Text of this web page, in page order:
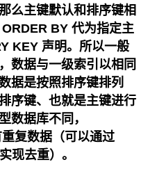
么主键默认和排序键相
BY 代为指定主
KEY 声明。所以一般
数据与一级索引以相同
据是按照排序键排列
序键、也就是主键进行
数据库不同，
复数据（可以通过
现去重）。